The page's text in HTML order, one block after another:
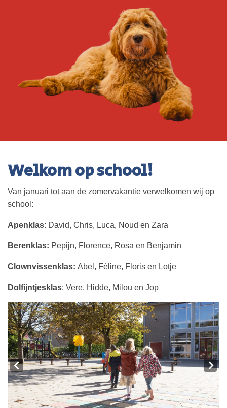
Welkom op school!
Van januari tot aan de zomervakantie verwelkomen wij op
school:
Apenklas: David, Chris, Luca, Noud en Zara
Berenklas: Pepijn, Florence, Rosa en Benjamin
Clownvissenklas: Abel, Féline, Floris en Lotje
Dolfijntjesklas: Vere, Hidde, Milou en Jop